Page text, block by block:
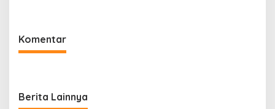
Komentar
Berita Lainnya